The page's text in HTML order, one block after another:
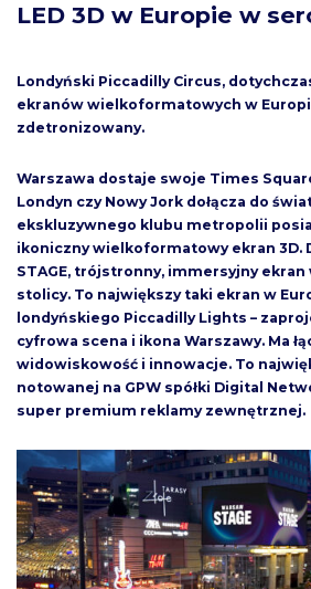
LED 3D w Europie w
Londyński Piccadilly Circus,
ekranów wielkoformatowych w
zdetronizowany.
Warszawa dostaje swoje Times
Londyn czy Nowy Jork dołącza do
ekskluzywnego klubu metropolii
ikoniczny wielkoformatowy ekran 3D.
STAGE, trójstronny, immersyjny ekran
stolicy. To największy taki ekran w
londyńskiego Piccadilly Lights –
cyfrowa scena i ikona Warszawy. Ma
widowiskowość i innowacje. To
notowanej na GPW spółki Digital
super premium reklamy zewnętrznej.